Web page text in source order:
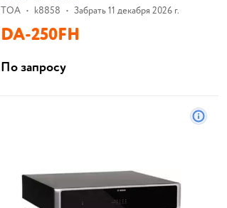
TOA • k8858 • Забрать 11 декабря 2026 г.
DA-250FH
По запросу